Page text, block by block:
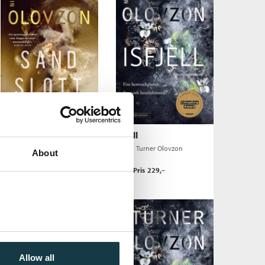
About
Allow all
Sandslott
Niklas Turner Olovzon
Pris 229,–
Kjøp
Isfjell
Niklas Turner Olovzon
Pris 229,–
Kjøp